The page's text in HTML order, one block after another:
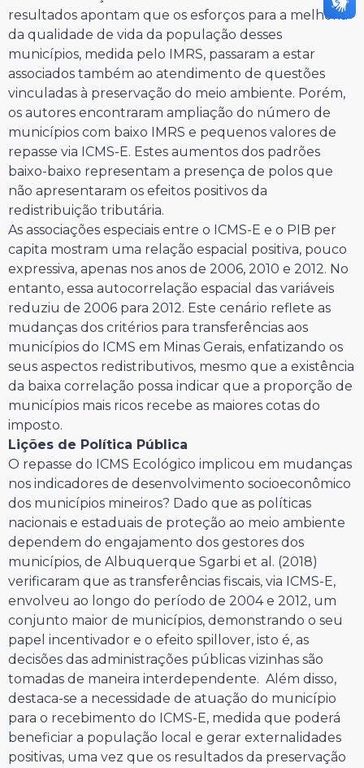
resultados apontam que os esforços para a melhoria
da qualidade de vida da população desses
municípios, medida pelo IMRS, passaram a estar
associados também ao atendimento de questões
vinculadas à preservação do meio ambiente. Porém,
os autores encontraram ampliação do número de
municípios com baixo IMRS e pequenos valores de
repasse via ICMS-E. Estes aumentos dos padrões
baixo-baixo representam a presença de polos que
não apresentaram os efeitos positivos da
redistribuição tributária.
As associações especiais entre o ICMS-E e o PIB per
capita mostram uma relação espacial positiva, pouco
expressiva, apenas nos anos de 2006, 2010 e 2012. No
entanto, essa autocorrelação espacial das variáveis
reduziu de 2006 para 2012. Este cenário reflete as
mudanças dos critérios para transferências aos
municípios do ICMS em Minas Gerais, enfatizando os
seus aspectos redistributivos, mesmo que a existência
da baixa correlação possa indicar que a proporção de
municípios mais ricos recebe as maiores cotas do
imposto.
Lições de Política Pública
O repasse do ICMS Ecológico implicou em mudanças
nos indicadores de desenvolvimento socioeconômico
dos municípios mineiros? Dado que as políticas
nacionais e estaduais de proteção ao meio ambiente
dependem do engajamento dos gestores dos
municípios, de Albuquerque Sgarbi et al. (2018)
verificaram que as transferências fiscais, via ICMS-E,
envolveu ao longo do período de 2004 e 2012, um
conjunto maior de municípios, demonstrando o seu
papel incentivador e o efeito spillover, isto é, as
decisões das administrações públicas vizinhas são
tomadas de maneira interdependente. Além disso,
destaca-se a necessidade de atuação do município
para o recebimento do ICMS-E, medida que poderá
beneficiar a população local e gerar externalidades
positivas, uma vez que os resultados da preservação